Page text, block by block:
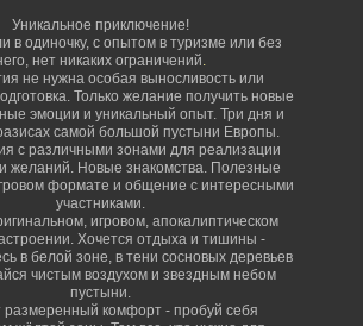
Уникальное приключение!
в одиночку, с опытом в туризме или без
нет никаких ограничений.
не нужна особая выносливость или
Только желание получить новые
эмоции и уникальный опыт. Три дня и
самой большой пустыни Европы.
с различными зонами для реализации
желаний. Новые знакомства. Полезные
формате и общение с интересными
участниками.
игровом, апокалиптическом
Хочется отдыха и тишины -
в белой зоне, в тени сосновых деревьев
чистым воздухом и звездным небом
пустыни.
размеренный комфорт - пробуй себя